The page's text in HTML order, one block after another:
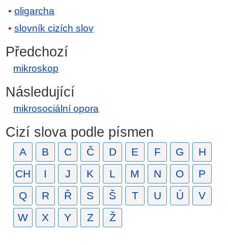
oligarcha
slovník cizích slov
Předchozí
mikroskop
Následující
mikrosociální opora
Cizí slova podle písmen
A B C Č D E F G
H
CH
I J K L M N O
P
Q
R Ř S Š T U Ú
V
W
X Y Z Ž